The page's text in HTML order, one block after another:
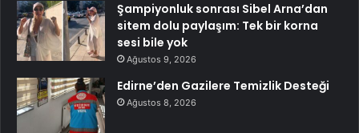
Şampiyonluk sonrası Sibel Arna’dan
sitem dolu paylaşım: Tek bir korna
sesi bile yok
Ağustos 9, 2026
Edirne’den Gazilere Temizlik Desteği
Ağustos 8, 2026